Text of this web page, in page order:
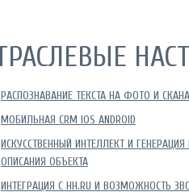
РАСПОЗНАВАНИЕ ТЕКСТА НА ФОТО И
МОБИЛЬНАЯ CRM IOS ANDROID
ИСКУССТВЕННЫЙ ИНТЕЛЛЕКТ И
ОПИСАНИЯ ОБЪЕКТА
ИНТЕГРАЦИЯ С HH.RU И ВОЗМОЖНОСТЬ